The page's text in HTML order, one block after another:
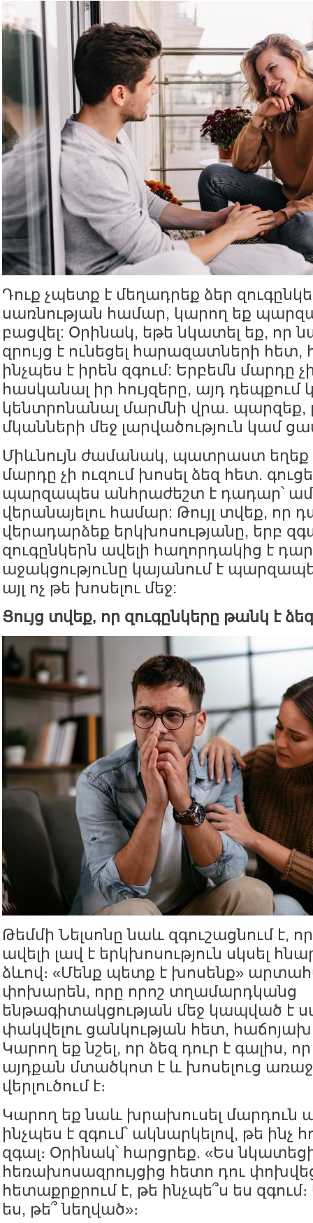
Դուք չպետք է մեղադրեք ձեր
սառնության համար, կարող եք
բացվել: Օրինակ, եթե նկատել եք, որ
զրույց է ունեցել հարազատների հետ,
ինչպես է իրեն զգում: Երբեմն մարդը
հասկանալ իր հույզերը, այդ դեպքում
կենտրոնանալ մարմնի վրա. պարզեք,
մկանների մեջ լարվածություն կամ
Միևնույն ժամանակ, պատրաստ եղեք
մարդը չի ուզում խոսել ձեզ հետ.
պարզապես անհրաժեշտ է դադար՝
վերանայելու համար: Թույլ տվեք, որ
վերադարձեք երկխոսությանը, երբ
զուգընկերն ավելի հաղորդակից է
աջակցությունը կայանում է
այլ ոչ թե խոսելու մեջ:
Ցույց տվեք, որ զուգընկերը թանկ է
Թեմմի Նելսոնը նաև զգուշացնում է,
ավելի լավ է երկխոսություն սկսել
ձևով։ «Մենք պետք է խոսենք»
փոխարեն, որը որոշ տղամարդկանց
ենթագիտակցության մեջ կապված է
փակվելու ցանկության հետ,
Կարող եք նշել, որ ձեզ դուր է գալիս,
այդքան մտածկոտ է և խոսելուց
վերլուծում է։
Կարող եք նաև խրախուսել մարդուն
ինչպես է զգում՝ ակնարկելով, թե ինչ
զգալ։ Օրինակ՝ հարցրեք. «Ես
հեռախոսազրույցից հետո դու
հետաքրքրում է, թե ինչպե՞ս ես
ես, թե՞ նեղված»։